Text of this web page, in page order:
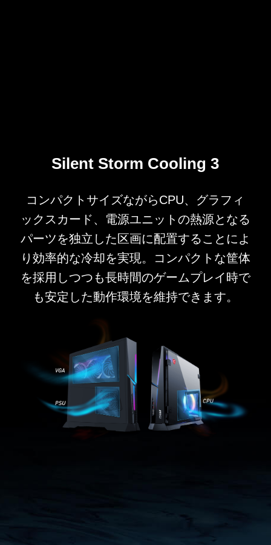
Silent Storm Cooling 3
コンパクトサイズながらCPU、グラフィ
ックスカード、電源ユニットの熱源となる
パーツを独立した区画に配置することによ
り効率的な冷却を実現。コンパクトな筐体
を採用しつつも長時間のゲームプレイ時で
も安定した動作環境を維持できます。